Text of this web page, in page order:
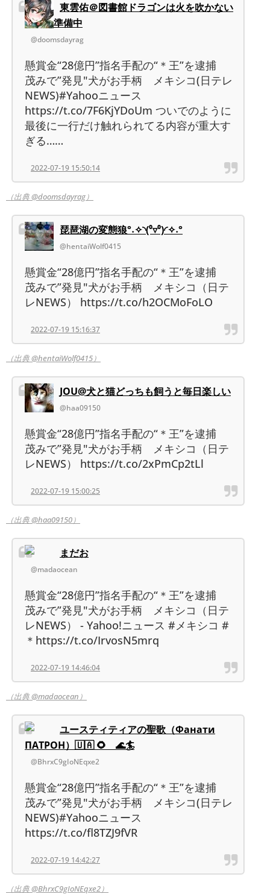
東雲佑＠図書館ドラゴンは火を吹かない
準備中
@doomsdayrag
懸賞金“28億円”指名手配の“＊王”を逮捕
茂みで”発見"犬がお手柄 メキシコ(日テレ
NEWS)#Yahooニュース
https://t.co/7F6KjYDoUm ついでのように
最後に一行だけ触れられてる内容が重大す
ぎる……
2022-07-19 15:50:14
（出典 @doomsdayrag）
琵琶湖の変態狼°˖✧◝(⁰▿⁰)◜✧˖°
@hentaiWolf0415
懸賞金“28億円”指名手配の“＊王”を逮捕
茂みで”発見"犬がお手柄 メキシコ（日テ
レNEWS） https://t.co/h2OCMoFoLO
2022-07-19 15:16:37
（出典 @hentaiWolf0415）
JOU@犬と猫どっちも飼うと毎日楽しい
@haa09150
懸賞金“28億円”指名手配の“＊王”を逮捕
茂みで”発見"犬がお手柄 メキシコ（日テ
レNEWS） https://t.co/2xPmCp2tLl
2022-07-19 15:00:25
（出典 @haa09150）
まだお
@madaocean
懸賞金“28億円”指名手配の“＊王”を逮捕
茂みで”発見"犬がお手柄 メキシコ（日テ
レNEWS） - Yahoo!ニュース #メキシコ #
＊https://t.co/IrvosN5mrq
2022-07-19 14:46:04
（出典 @madaocean）
ユースティティアの聖歌（Фанати
ПАТРОН）🇺🇦 🌻 🌊🏄
@BhrxC9gIoNEqxe2
懸賞金“28億円”指名手配の“＊王”を逮捕
茂みで”発見"犬がお手柄 メキシコ(日テレ
NEWS)#Yahooニュース
https://t.co/fl8TZJ9fVR
2022-07-19 14:42:27
（出典 @BhrxC9gIoNEqxe2）